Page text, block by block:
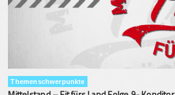
Themenschwerpunkte